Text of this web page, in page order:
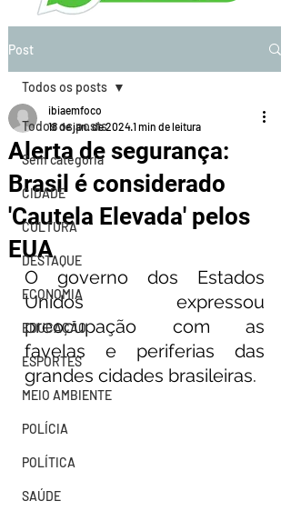
Post
Todos os posts
Sem categoria
CIDADE
CULTURA
DESTAQUE
ECONOMIA
EDUCAÇÃO
ESPORTES
MEIO AMBIENTE
POLÍCIA
POLÍTICA
SAÚDE
Todos os posts
Alerta de segurança:
Brasil é considerado
'Cautela Elevada' pelos
EUA
ibiaemfoco
18 de jan. de 20241 min de leitura
O governo dos Estados
Unidos expressou
preocupação com as
favelas e periferias das
grandes cidades brasileiras.